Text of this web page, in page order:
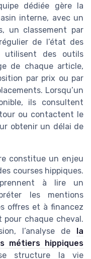
dédiée gère la
interne, avec un
un classement par
de l’état des
utilisent des outils
de chaque article,
par prix ou par
Lorsqu’un
ils consultent
ou contactent le
obtenir un délai de
constitue un enjeu
courses hippiques.
à lire un
les mentions
offres et à financez
pour chaque cheval.
l’analyse de la
métiers hippiques
structure la vie